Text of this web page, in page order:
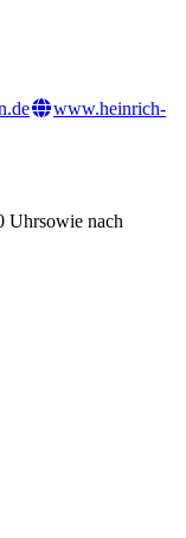
www.heinrich-
Uhrsowie nach